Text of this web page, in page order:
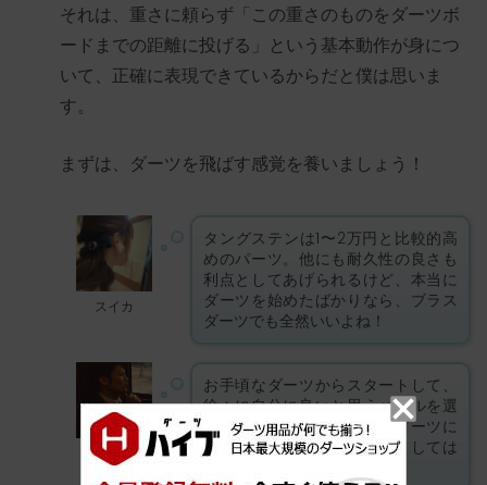
それは、重さに頼らず「この重さのものをダーツボ
ードまでの距離に投げる」という基本動作が身につ
いて、正確に表現できているからだと僕は思いま
す。
まずは、ダーツを飛ばす感覚を養いましょう！
スイカ
タングステンは1〜2万円と比較的高
めのパーツ。他にも耐久性の良さも
利点としてあげられるけど、本当に
ダーツを始めたばかりなら、ブラス
ダーツでも全然いいよね！
那須プロ
お手頃なダーツからスタートして、
徐々に自分に良いと思うバレルを選
んでいくといいと思うよ！ダーツに
はまらなくても、初期投資としては